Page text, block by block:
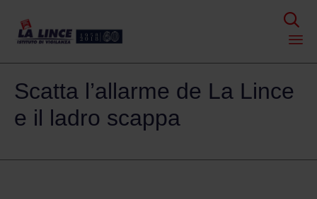

to
Scatta l’allarme de La Lince
e il ladro scappa